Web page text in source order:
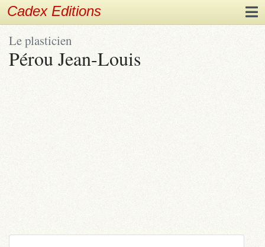
Cadex Editions
Le plasticien
Pérou Jean-Louis